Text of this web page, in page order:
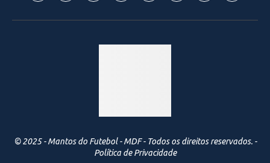
© 2025 - Mantos do Futebol - MDF - Todos os direitos reservados. -
Política de Privacidade